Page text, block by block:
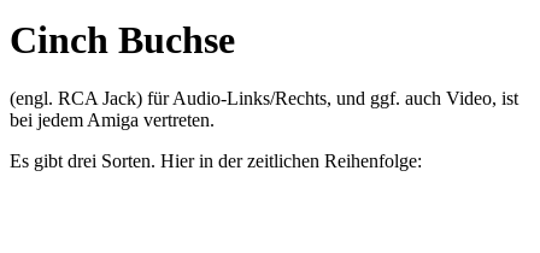
Cinch Buchse
(engl. RCA Jack) für Audio-Links/Rechts, und ggf. auch Video, ist
bei jedem Amiga vertreten.
Es gibt drei Sorten. Hier in der zeitlichen Reihenfolge: